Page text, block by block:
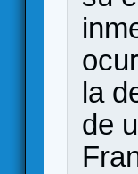
la
de